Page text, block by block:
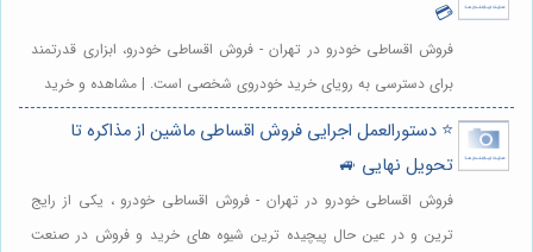
💳
فروش اقساطی خودرو در تهران - فروش اقساطی خودرو، ابزاری قدرتمند
برای دسترسی به رویای خرید خودروی شخصی است. | مشاهده و خرید
⭐️ دستورالعمل اجرایی فروش اقساطی ماشین از مذاکره تا
تحویل نهایی 🚙
فروش اقساطی خودرو در تهران - فروش اقساطی خودرو ، یکی از رایج
ترین و در عین حال پیچیده ترین شیوه های خرید و فروش در صنعت